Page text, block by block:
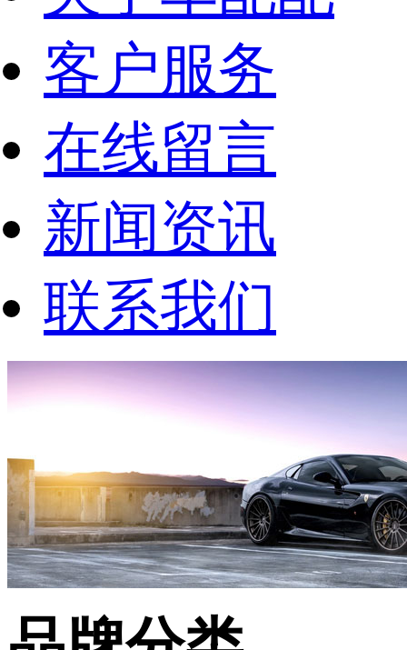
客户服务
在线留言
新闻资讯
联系我们